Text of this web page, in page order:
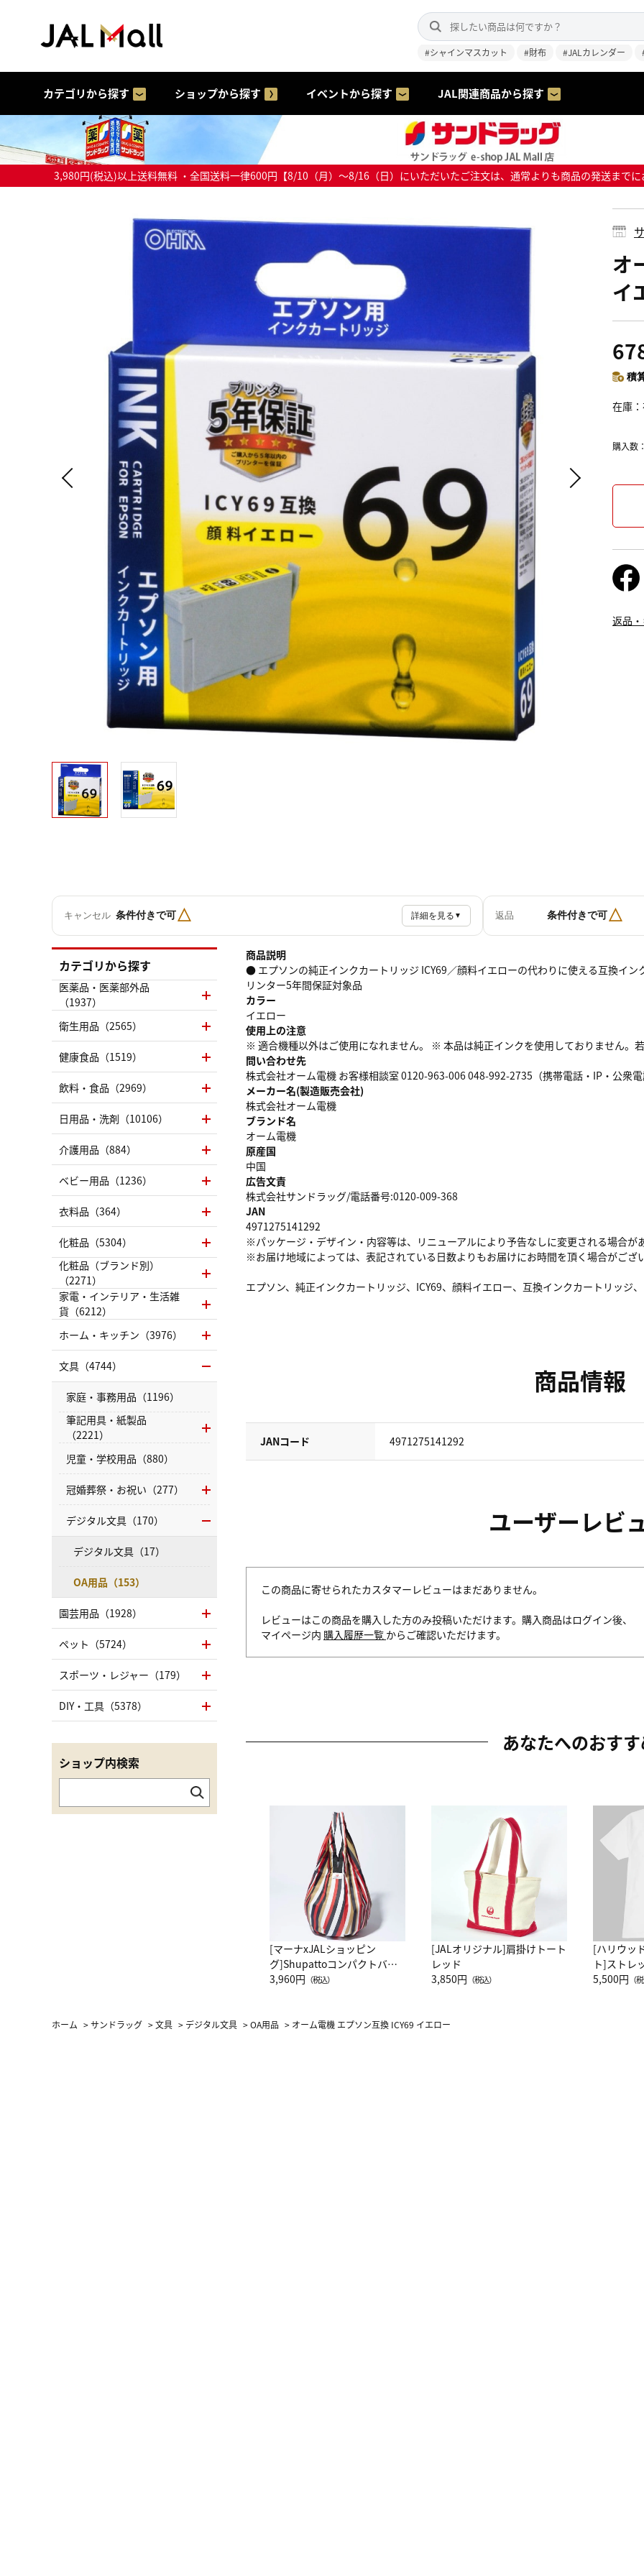
#シャインマスカット #財布 #JALカレンダー
カテゴリから探す ショップから探す イベントから探す JAL関連商品から探す
3,980円(税込)以上送料無料 ・全国送料一律600円【8/10（月）～8/16（日）にいただいたご注文は、通常よりも商品の発送まで
オ
イ
積
在庫
購入数
返品
キャンセル 条件付きで可△ 詳細を見る ▼ 返品 条件付きで可△
商品説明
● エプソンの純正インクカートリッジ ICY69／顔料イエローの代わりに使える互換イ
リンター5年間保証対象品
カラー
イエロー
使用上の注意
※ 適合機種以外はご使用になれません。 ※ 本品は純正インクを使用しておりません。
問い合わせ先
株式会社オーム電機 お客様相談室 0120-963-006 048-992-2735（携帯電話・IP・公衆
メーカー名(製造販売会社)
株式会社オーム電機
ブランド名
オーム電機
原産国
中国
広告文責
株式会社サンドラッグ/電話番号:0120-009-368
JAN
4971275141292
※パッケージ・デザイン・内容等は、リニューアルにより予告なしに変更される場合が
※お届け地域によっては、表記されている日数よりもお届けにお時間を頂く場合がござ
エプソン、純正インクカートリッジ、ICY69、顔料イエロー、互換インクカートリッジ
商品情報
JANコード 4971275141292
ユーザーレビ
この商品に寄せられたカスタマーレビューはまだありません。
レビューはこの商品を購入した方のみ投稿いただけます。購入商品はログイン後、
マイページ内 購入履歴一覧 からご確認いただけます。
あなたへのおす
[マーナxJALショッピン
グ]Shupattoコンパクトバッ
グ Drop JAL客室乗務員
3,960円 （税込）
[JALオリジナル]肩掛けトート
レッド
3,850円 （税込）
[ハリウッ
ト]ストレ
ーネック
5,500円 （
カテゴリから探す
医薬品・医薬部外品
（1937）
衛生用品（2565）
健康食品（1519）
飲料・食品（2969）
日用品・洗剤（10106）
介護用品（884）
ベビー用品（1236）
衣料品（364）
化粧品（5304）
化粧品（ブランド別）
（2271）
家電・インテリア・生活雑
貨（6212）
ホーム・キッチン（3976）
文具（4744）
家庭・事務用品（1196）
筆記用具・紙製品
（2221）
児童・学校用品（880）
冠婚葬祭・お祝い（277）
デジタル文具（170）
デジタル文具（17）
OA用品（153）
園芸用品（1928）
ペット（5724）
スポーツ・レジャー（179）
DIY・工具（5378）
ショップ内検索
ホーム >サンドラッグ >文具 > デジタル文具 >OA用品 > オーム電機 エプソン互換 ICY69 イエロー